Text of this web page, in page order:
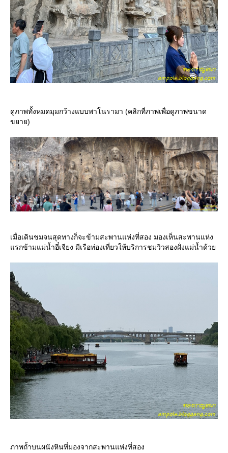
ดูภาพทั้งหมดมุมกว้างแบบพาโนรามา (คลิกที่ภาพเพื่อดูภาพขนาด
ขยาย)
เมื่อเดินชมจนสุดทางก็จะข้ามสะพานแห่งที่สอง มองเห็นสะพานแห่ง
รกข้ามแม่น้ำอี๋เจียง มีเรือท่องเที่ยวให้บริการชมวิวสองฝั่งแม่น้ำด้ว
ภาพถ้ำบนผนังหินที่มองจากสะพานแห่งที่สอง